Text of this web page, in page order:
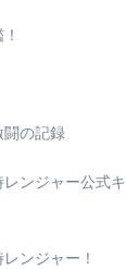
闘の記録
ンジャー公式
ンジャー！